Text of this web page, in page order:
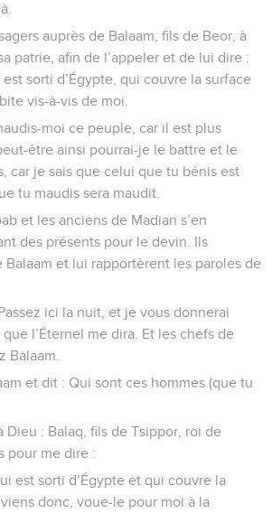
auprès de Balaam, fils de Beor, à
patrie, afin de l’appeler et de lui dire :
sorti d’Égypte, qui couvre la surface
vis-à-vis de moi.
moi ce peuple, car il est plus
être ainsi pourrai-je le battre et le
car je sais que celui que tu bénis est
tu maudis sera maudit.
et les anciens de Madian s’en
des présents pour le devin. Ils
Balaam et lui rapportèrent les paroles de
ici la nuit, et je vous donnerai
que l’Éternel me dira. Et les chefs de
Balaam.
et dit : Qui sont ces hommes (que tu
Dieu : Balaq, fils de Tsippor, roi de
pour me dire :
est sorti d’Égypte et qui couvre la
donc, voue-le pour moi à la